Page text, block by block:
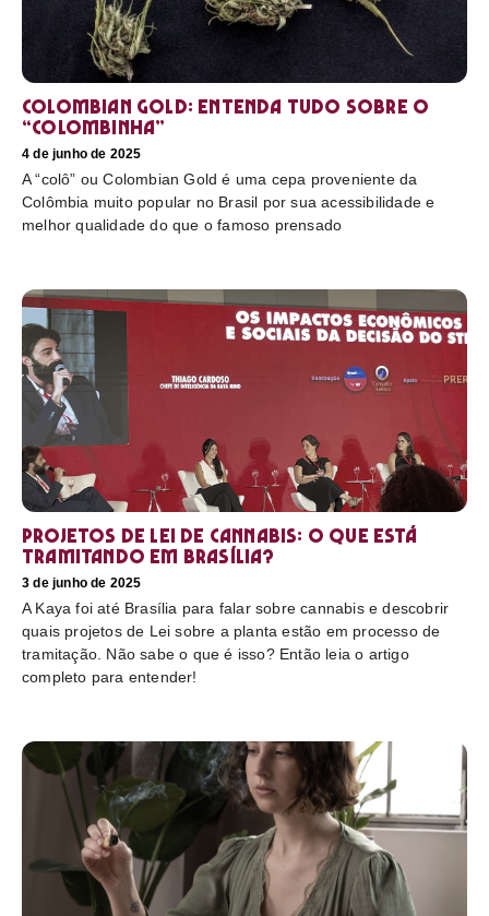
Colombian Gold: entenda tudo sobre o
“colombinha”
4 de junho de 2025
A “colô” ou Colombian Gold é uma cepa proveniente da
Colômbia muito popular no Brasil por sua acessibilidade e
melhor qualidade do que o famoso prensado
Projetos de Lei de Cannabis: O que está
tramitando em Brasília?
3 de junho de 2025
A Kaya foi até Brasília para falar sobre cannabis e descobrir
quais projetos de Lei sobre a planta estão em processo de
tramitação. Não sabe o que é isso? Então leia o artigo
completo para entender!